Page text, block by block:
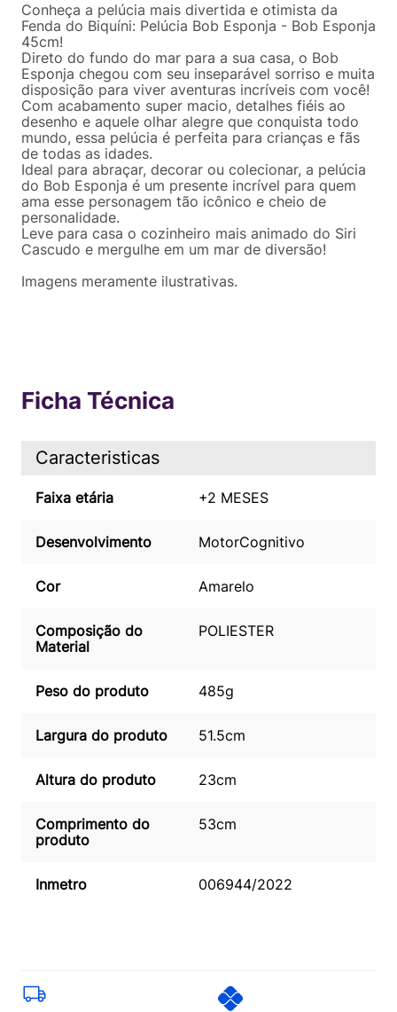
Conheça a pelúcia mais divertida e otimista da
Fenda do Biquíni: Pelúcia Bob Esponja - Bob Esponja
45cm!
Direto do fundo do mar para a sua casa, o Bob
Esponja chegou com seu inseparável sorriso e muita
disposição para viver aventuras incríveis com você!
Com acabamento super macio, detalhes fiéis ao
desenho e aquele olhar alegre que conquista todo
mundo, essa pelúcia é perfeita para crianças e fãs
de todas as idades.
Ideal para abraçar, decorar ou colecionar, a pelúcia
do Bob Esponja é um presente incrível para quem
ama esse personagem tão icônico e cheio de
personalidade.
Leve para casa o cozinheiro mais animado do Siri
Cascudo e mergulhe em um mar de diversão!
Imagens meramente ilustrativas.
Ficha Técnica
Caracteristicas
Faixa etária +2 MESES
Desenvolvimento MotorCognitivo
Cor Amarelo
Composição do
Material
POLIESTER
Peso do produto 485g
Largura do produto 51.5cm
Altura do produto 23cm
Comprimento do
produto
53cm
Inmetro 006944/2022